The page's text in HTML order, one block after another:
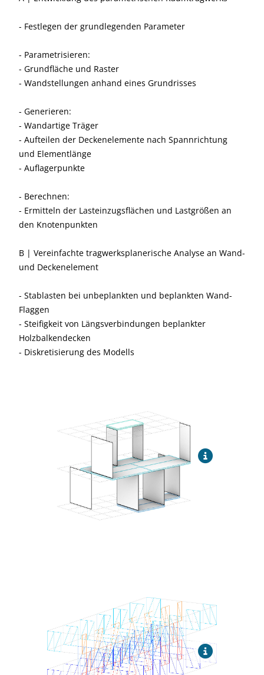
- Festlegen der grundlegenden Parameter
- Parametrisieren:
- Grundfläche und Raster
- Wandstellungen anhand eines Grundrisses
- Generieren:
- Wandartige Träger
- Aufteilen der Deckenelemente nach Spannrichtung
und Elementlänge
- Auflagerpunkte
- Berechnen:
- Ermitteln der Lasteinzugsflächen und Lastgrößen an
den Knotenpunkten
B | Vereinfachte tragwerksplanerische Analyse an Wand-
und Deckenelement
- Stablasten bei unbeplankten und beplankten Wand-
Flaggen
- Steifigkeit von Längsverbindungen beplankter
Holzbalkendecken
- Diskretisierung des Modells